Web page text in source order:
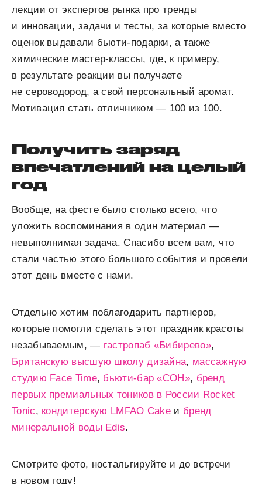
лекции от экспертов рынка про тренды
и инновации, задачи и тесты, за которые вместо
оценок выдавали бьюти-подарки, а также
химические мастер-классы, где, к примеру,
в результате реакции вы получаете
не сероводород, а свой персональный аромат.
Мотивация стать отличником — 100 из 100.
Получить заряд
впечатлений на целый
год
Вообще, на фесте было столько всего, что
уложить воспоминания в один материал —
невыполнимая задача. Спасибо всем вам, что
стали частью этого большого события и провели
этот день вместе с нами.
Отдельно хотим поблагодарить партнеров,
которые помогли сделать этот праздник красоты
незабываемым, — гастропаб «Бибирево»,
Британскую высшую школу дизайна, массажную
студию Face Time, бьюти-бар «СОН», бренд
первых премиальных тоников в России Rocket
Tonic, кондитерскую LMFAO Cake и бренд
минеральной воды Edis.
Смотрите фото, ностальгируйте и до встречи
в новом году!